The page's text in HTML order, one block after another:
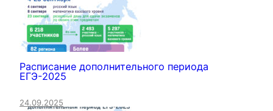
Расписание дополнительного периода
ЕГЭ-2025
24.09.2025